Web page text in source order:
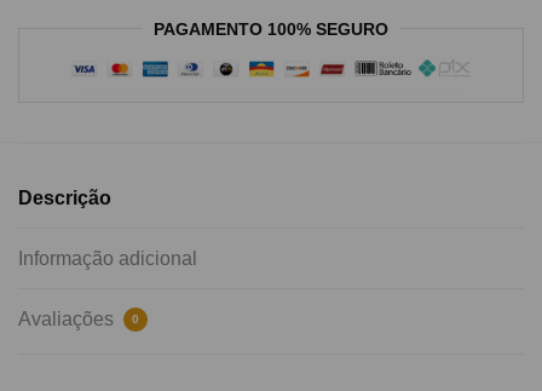
PAGAMENTO 100% SEGURO
Descrição
Informação adicional
Avaliações 0